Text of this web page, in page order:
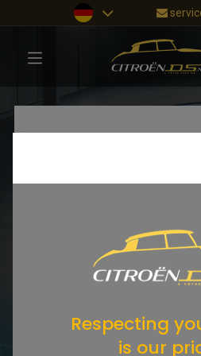
Respecting
is our